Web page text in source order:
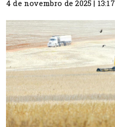
4 de novembro de 2025 | 13:17